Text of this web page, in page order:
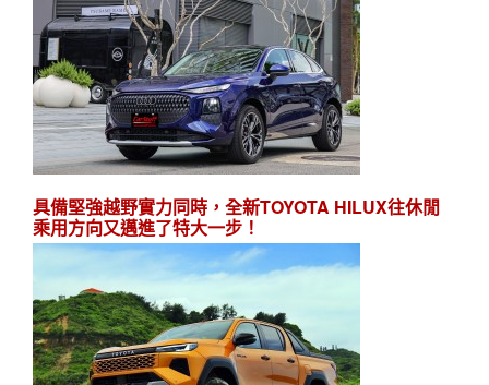
具備堅強越野實力同時，全新TOYOTA HILUX往休閒
乘用方向又邁進了特大一步！